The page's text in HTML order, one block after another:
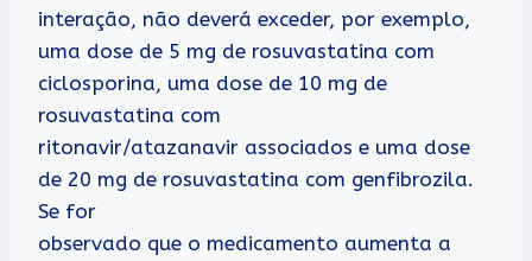
interação, não deverá exceder, por exemplo,
uma dose de 5 mg de rosuvastatina com
ciclosporina, uma dose de 10 mg de
rosuvastatina com
ritonavir/atazanavir associados e uma dose
de 20 mg de rosuvastatina com genfibrozila.
Se for
observado que o medicamento aumenta a